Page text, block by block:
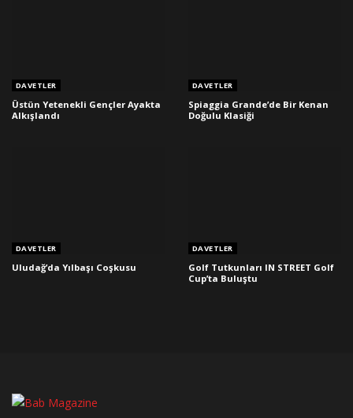
DAVETLER
Üstün Yetenekli Gençler Ayakta
Alkışlandı
DAVETLER
Spiaggia Grande’de Bir Kenan
Doğulu Klasiği
DAVETLER
Uludağ’da Yılbaşı Coşkusu
DAVETLER
Golf Tutkunları IN STREET Golf
Cup’ta Buluştu